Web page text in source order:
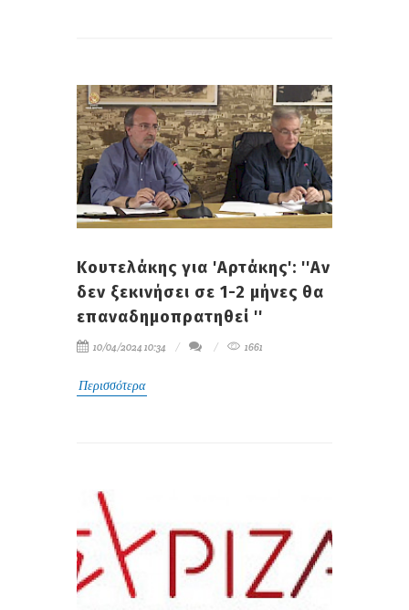
Κουτελάκης για 'Αρτάκης': ''Αν
δεν ξεκινήσει σε 1-2 μήνες θα
επαναδημοπρατηθεί ''
10/04/2024 10:34 1661
Περισσότερα